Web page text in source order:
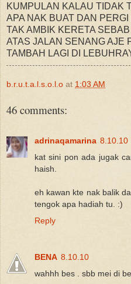
KUMPULAN KALAU TIDAK
APA NAK BUAT DAN
TAK AMBIK KERETA
ATAS JALAN SENANG AJE
TAMBAH LAGI DI
b.r.u.t.a.l.s.o.l.o at 1:03 AM
46 comments:
adrinaqamarina 8.10.10
kat sini pon ada jugak
haish.
eh kawan kte nak balik
tengok apa hadiah tu. :)
Reply
BENA 8.10.10
wahhh bes . sbb mei di